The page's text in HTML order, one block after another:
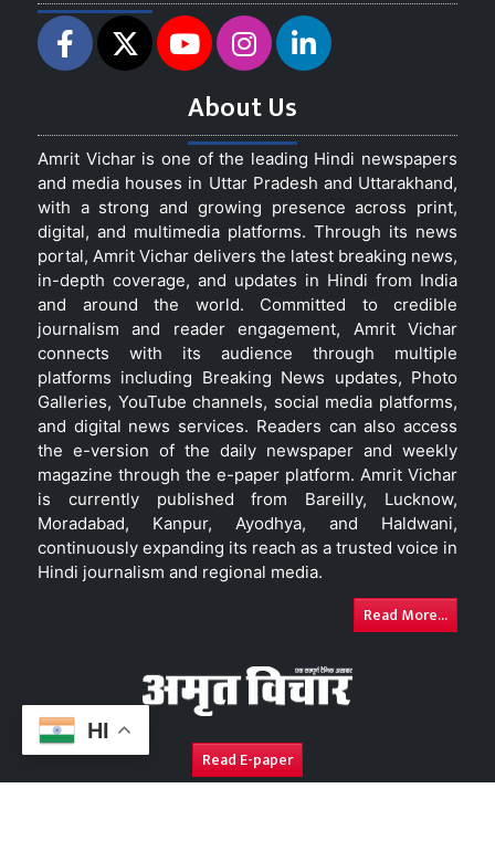
HI
About Us
Amrit Vichar is one of the leading Hindi newspapers
and media houses in Uttar Pradesh and Uttarakhand,
with a strong and growing presence across print,
digital, and multimedia platforms. Through its news
portal, Amrit Vichar delivers the latest breaking news,
in-depth coverage, and updates in Hindi from India
and around the world. Committed to credible
journalism and reader engagement, Amrit Vichar
connects with its audience through multiple
platforms including Breaking News updates, Photo
Galleries, YouTube channels, social media platforms,
and digital news services. Readers can also access
the e-version of the daily newspaper and weekly
magazine through the e-paper platform. Amrit Vichar
is currently published from Bareilly, Lucknow,
Moradabad, Kanpur, Ayodhya, and Haldwani,
continuously expanding its reach as a trusted voice in
Hindi journalism and regional media.
Read More...
Read E-paper